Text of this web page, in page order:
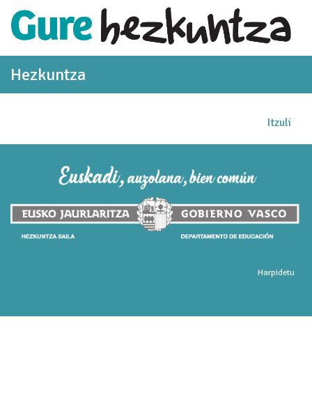
Eduki nagusira joan
Hezkuntza
Itzuli
Harpidetu